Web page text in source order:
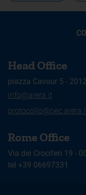
Head Office
piazza Cavour 5 -
info@arera.it
Rome Office
Via dei Crociferi 19 -
tel +39 06697331